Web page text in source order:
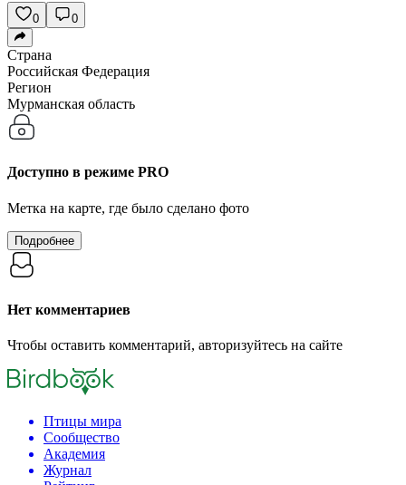
0 0
Страна
Российская Федерация
Регион
Мурманская область
Доступно в режиме PRO
Метка на карте, где было сделано фото
Подробнее
Нет комментариев
Чтобы оставить комментарий, авторизуйтесь на сайте
Птицы мира
Сообщество
Академия
Журнал